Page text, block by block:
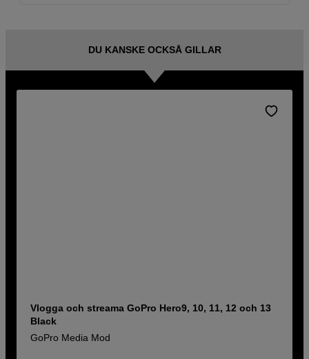
DU KANSKE OCKSÅ GILLAR
Vlogga och streama GoPro Hero9, 10, 11, 12 och 13
Black
GoPro Media Mod